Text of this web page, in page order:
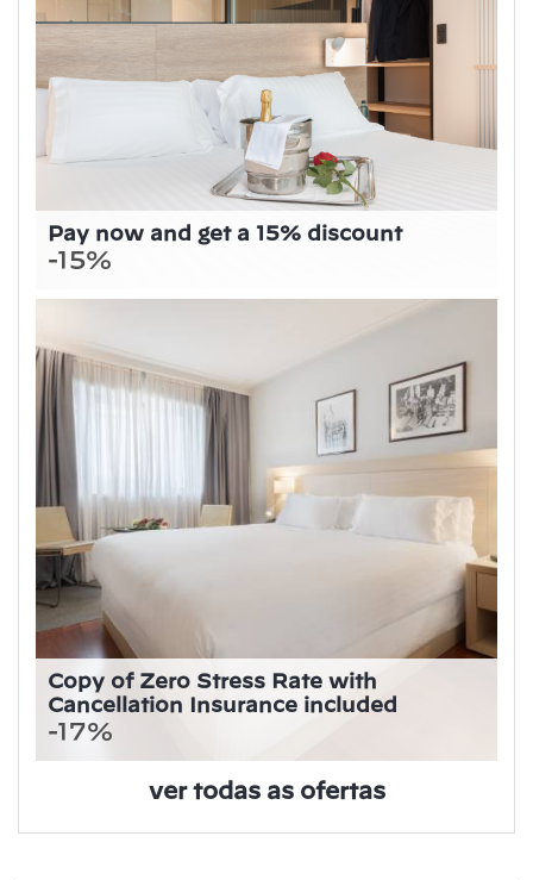
Pay now and get a 15% discount
-15%
Copy of Zero Stress Rate with
Cancellation Insurance included
-17%
ver todas as ofertas